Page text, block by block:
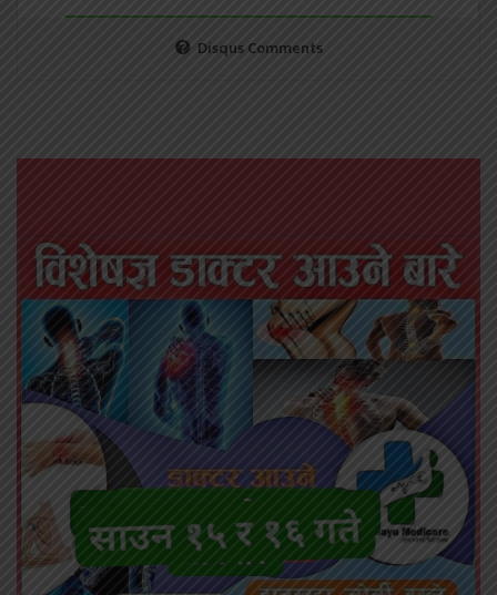
Disqus Comments